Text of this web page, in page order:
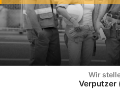
Wir
Verputzer